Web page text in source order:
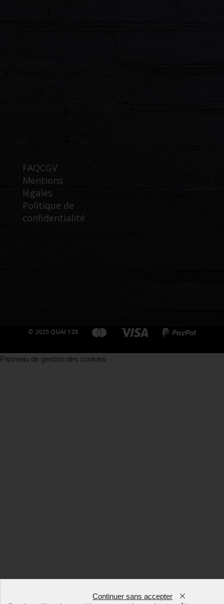
FAQCGV
Mentions
légales
Politique de
confidentialité
© 2025 QUAI 128
Panneau de gestion des cookies
Continuer sans accepter